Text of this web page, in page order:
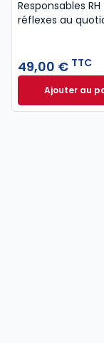
Responsables
réflexes au
49,00 € TTC
Ajouter au
Le